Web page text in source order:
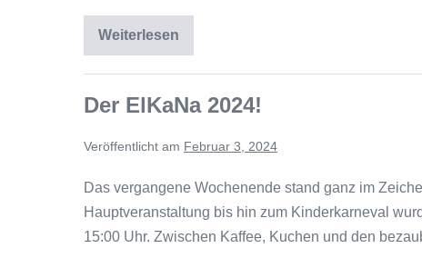
Weiterlesen
Der ElKaNa 2024!
Veröffentlicht am Februar 3, 2024
Das vergangene Wochenende stand ganz im
Hauptveranstaltung bis hin zum Kinderkarneval
15:00 Uhr. Zwischen Kaffee, Kuchen und den